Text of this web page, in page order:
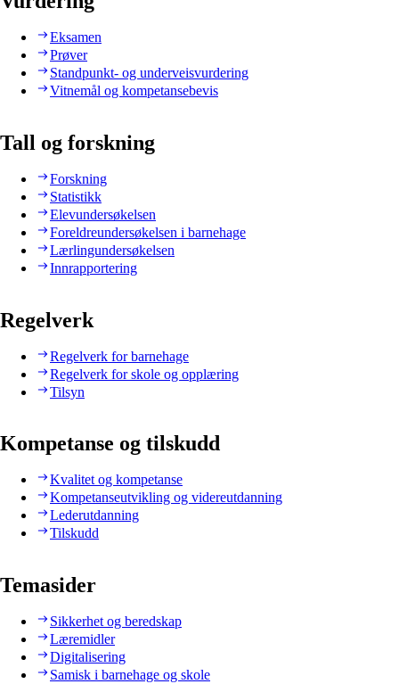
Eksamen
Prøver
Standpunkt- og underveisvurdering
Vitnemål og kompetansebevis
Tall og forskning
Forskning
Statistikk
Elevundersøkelsen
Foreldreundersøkelsen i barnehage
Lærlingundersøkelsen
Innrapportering
Regelverk
Regelverk for barnehage
Regelverk for skole og opplæring
Tilsyn
Kompetanse og tilskudd
Kvalitet og kompetanse
Kompetanseutvikling og videreutdanning
Lederutdanning
Tilskudd
Temasider
Sikkerhet og beredskap
Læremidler
Digitalisering
Samisk i barnehage og skole